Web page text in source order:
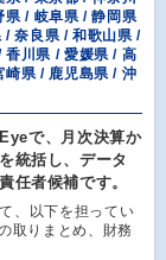
県 / 岐阜県 / 静岡県
/ 奈良県 / 和歌山県 /
香川県 / 愛媛県 / 高
崎県 / 鹿児島県 / 沖
で、月次決算か
統括し、データ
任者候補です。
、以下を担ってい
取りまとめ、財務